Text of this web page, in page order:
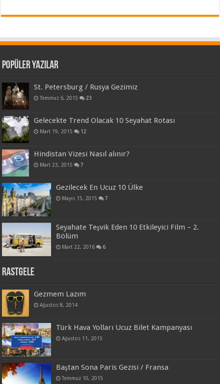
Popüler Yazılar
St. Petersburg / Rusya Gezimiz
Temmuz 6, 2015 23
Gelecekte Trend Olacak 10 Seyahat Rotası
Mart 19, 2015 12
Hindistan Vizesi Nasıl alınır?
Mart 23, 2015 7
Gezilecek En Ucuz 10 Ülke
Mayıs 15, 2015 7
Seyahate Teşvik Eden 10 Etkileyici Film – 2.
Bölüm
Mart 22, 2016 6
Rastgele
Gezmem Lazım
Ağustos 8, 2014
Türk Hava Yolları Ucuz Bilet Kampanyası
Ağustos 11, 2015
Baştan Sona Paris Gezisi / Fransa
Temmuz 10, 2015